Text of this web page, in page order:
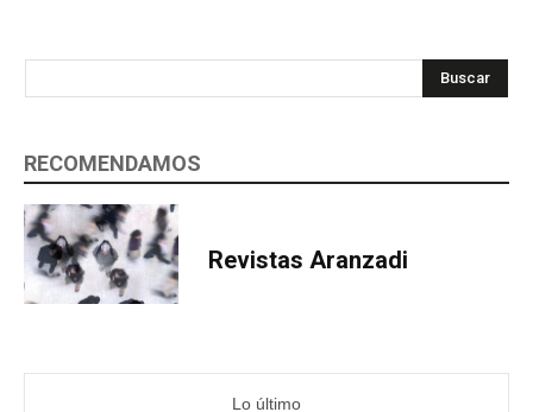
Buscar
RECOMENDAMOS
Revistas Aranzadi
Lo último